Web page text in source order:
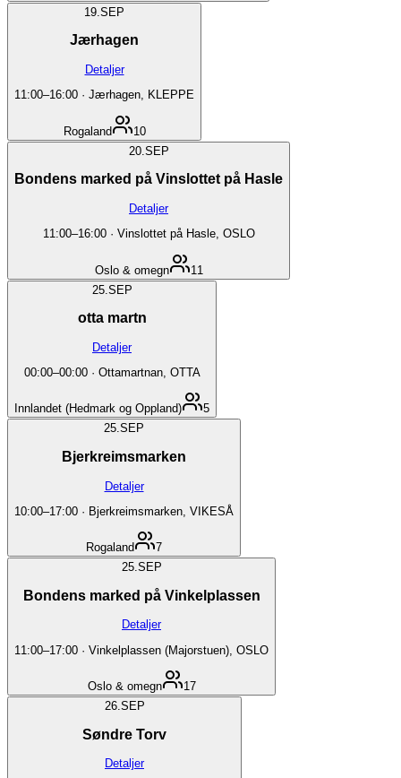
19. SEP
Jærhagen
Detaljer
11:00–16:00 · Jærhagen, KLEPPE
Rogaland
10
20. SEP
Bondens marked på Vinslottet på Hasle
Detaljer
11:00–16:00· Vinslottet på Hasle, OSLO
Oslo & omegn
11
25. SEP
otta martn
Detaljer
00:00–00:00· Ottamartnan, OTTA
Innlandet (Hedmark og Oppland)
5
25.SEP
Bjerkreimsmarken
Detaljer
10:00–17:00 · Bjerkreimsmarken, VIKESÅ
Rogaland
7
25.SEP
Bondens marked på Vinkelplassen
Detaljer
11:00–17:00 · Vinkelplassen (Majorstuen), OSLO
Oslo & omegn
17
26.SEP
Søndre Torv
Detaljer